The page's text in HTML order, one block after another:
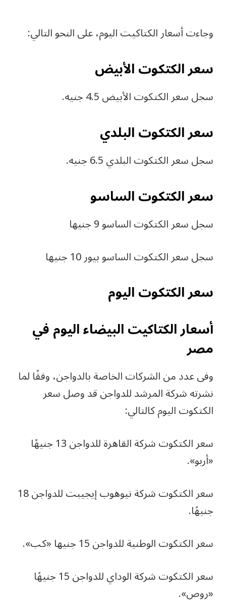
وجاءت أسعار الكتاكيت اليوم، على النحو التالي:
سعر الكتكوت الأبيض
سجل سعر الكتكوت الأبيض 4.5 جنيه.
سعر الكتكوت البلدي
سجل سعر الكتكوت البلدي 6.5 جنيه.
سعر الكتكوت الساسو
سجل سعر الكتكوت الساسو 9 جنيها
سجل سعر الكتكوت الساسو بيور 10 جنيها
سعر الكتكوت اليوم
أسعار الكتاكیت البیضاء الیوم في
مصر
وفى عدد من الشركات الخاصة بالدواجن، وفقًا لما
نشرته شركة المرشد للدواجن قد وصل سعر
الكتكوت اليوم كالتالي:
سعر الكتكوت شركة القاهرة للدواجن 13 جنيهًا
«أربو».
سعر الكتكوت شركة نيوهوب إيجيبت للدواجن 18
جنيهًا.
سعر الكتكوت الوطنية للدواجن 15 جنيها «كب».
سعر الكتكوت شركة الوداي للدواجن 15 جنيهًا
«روص».